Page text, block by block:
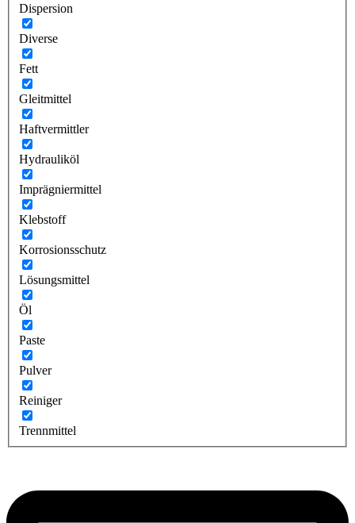
Dispersion
Diverse
Fett
Gleitmittel
Haftvermittler
Hydrauliköl
Imprägniermittel
Klebstoff
Korrosionsschutz
Lösungsmittel
Öl
Paste
Pulver
Reiniger
Trennmittel